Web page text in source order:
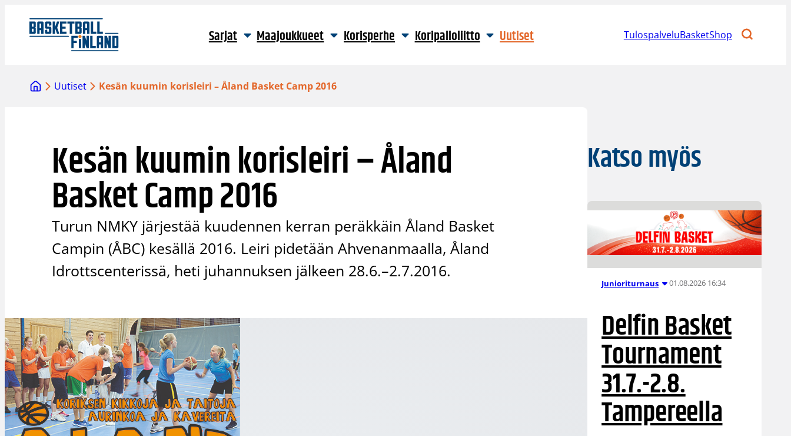
sisältöön
Sarjat Maajoukkueet Korisperhe Koripalloliitto Uutiset TulospalveluBasketShop
Uutiset Kesän kuumin korisleiri – Åland Basket Camp 2016
Kesän kuumin korisleiri – Åland
Basket Camp 2016
Turun NMKY järjestää kuudennen kerran peräkkäin Åland Basket
Campin (ÅBC) kesällä 2016. Leiri pidetään Ahvenanmaalla, Åland
Idrottscenterissä, heti juhannuksen jälkeen 28.6.–2.7.2016.
Katso myös
Junioriturnaus 01.08.2026 16:34
Delfin Basket
Tournament
31.7.-2.8.
Tampereella